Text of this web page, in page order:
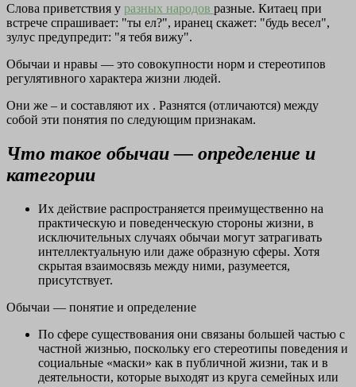
Слова приветствия у разных народов разные. Китаец при
встрече спрашивает: "ты ел?", иранец скажет: "будь весел",
зулус предупредит: "я тебя вижу".
Обычаи и нравы — это совокупности норм и стереотипов
регулятивного характера жизни людей.
Они же – и составляют их . Разнятся (отличаются) между
собой эти понятия по следующим признакам.
Что такое обычаи — определение и
категории
Их действие распространяется преимущественно на
практическую и поведенческую стороны жизни, в
исключительных случаях обычаи могут затрагивать
интеллектуальную или даже образную сферы. Хотя
скрытая взаимосвязь между ними, разумеется,
присутствует.
Обычаи — понятие и определение
По сфере существования они связаны большей частью с
частной жизнью, поскольку его стереотипы поведения и
социальные «маски» как в публичной жизни, так и в
деятельности, которые выходят из круга семейных или